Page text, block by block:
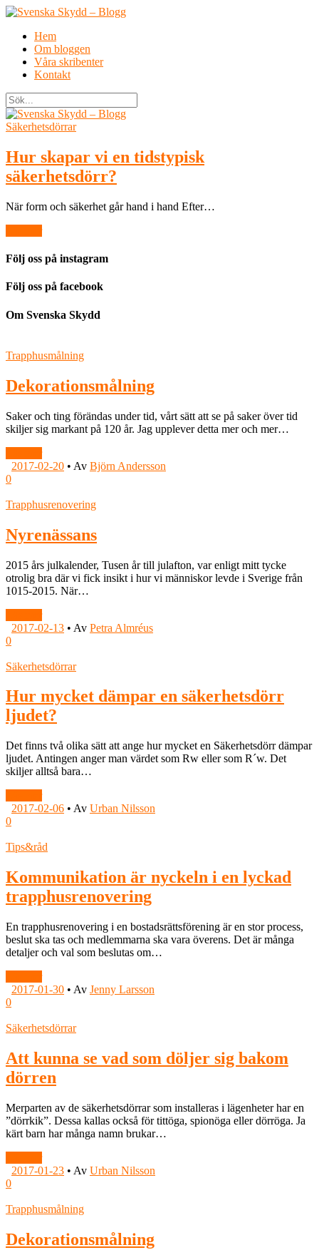
Hem
Om bloggen
Våra skribenter
Kontakt
Säkerhetsdörrar
Hur skapar vi en tidstypisk
säkerhetsdörr?
När form och säkerhet går hand i hand Efter…
Följ oss på instagram
Följ oss på facebook
Om Svenska Skydd
Trapphusmålning
Dekorationsmålning
Saker och ting förändas under tid, vårt sätt att se på saker över tid
skiljer sig markant på 120 år. Jag upplever detta mer och mer…
2017-02-20 • Av Björn Andersson
0
Trapphusrenovering
Nyrenässans
2015 års julkalender, Tusen år till julafton, var enligt mitt tycke
otrolig bra där vi fick insikt i hur vi människor levde i Sverige från
1015-2015. När…
2017-02-13 • Av Petra Almréus
0
Säkerhetsdörrar
Hur mycket dämpar en säkerhetsdörr
ljudet?
Det finns två olika sätt att ange hur mycket en Säkerhetsdörr dämpar
ljudet. Antingen anger man värdet som Rw eller som R´w. Det
skiljer alltså bara…
2017-02-06 • Av Urban Nilsson
0
Tips&råd
Kommunikation är nyckeln i en lyckad
trapphusrenovering
En trapphusrenovering i en bostadsrättsförening är en stor process,
beslut ska tas och medlemmarna ska vara överens. Det är många
detaljer och val som beslutas om…
2017-01-30 • Av Jenny Larsson
0
Säkerhetsdörrar
Att kunna se vad som döljer sig bakom
dörren
Merparten av de säkerhetsdörrar som installeras i lägenheter har en
”dörrkik”. Dessa kallas också för tittöga, spionöga eller dörröga. Ja
kärt barn har många namn brukar…
2017-01-23 • Av Urban Nilsson
0
Trapphusmålning
Dekorationsmålning